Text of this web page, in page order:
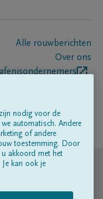
Alle rouwberichten
Over ons
nodig voor de
automatisch. Andere
of andere
toestemming. Door
u akkoord met het
kan ook je